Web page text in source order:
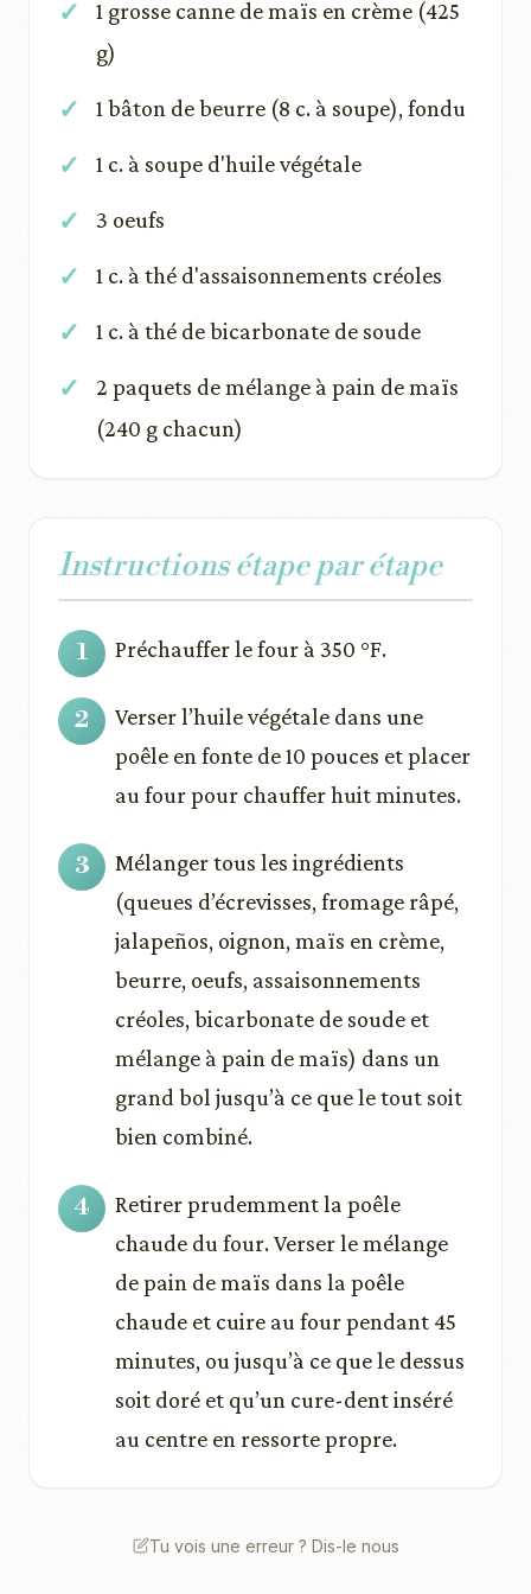
1 grosse canne de maïs en crème (425
g)
1 bâton de beurre (8 c. à soupe), fondu
1 c. à soupe d'huile végétale
3 oeufs
1 c. à thé d'assaisonnements créoles
1 c. à thé de bicarbonate de soude
2 paquets de mélange à pain de maïs
(240 g chacun)
Instructions étape par étape
Préchauffer le four à 350 °F.
Verser l’huile végétale dans une
poêle en fonte de 10 pouces et placer
au four pour chauffer huit minutes.
Mélanger tous les ingrédients
(queues d’écrevisses, fromage râpé,
jalapeños, oignon, maïs en crème,
beurre, oeufs, assaisonnements
créoles, bicarbonate de soude et
mélange à pain de maïs) dans un
grand bol jusqu’à ce que le tout soit
bien combiné.
Retirer prudemment la poêle
chaude du four. Verser le mélange
de pain de maïs dans la poêle
chaude et cuire au four pendant 45
minutes, ou jusqu’à ce que le dessus
soit doré et qu’un cure-dent inséré
au centre en ressorte propre.
Tu vois une erreur ? Dis-le nous